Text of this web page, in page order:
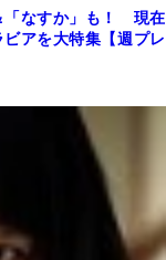
「なすか」も！ 現在
アを大特集【週プレ